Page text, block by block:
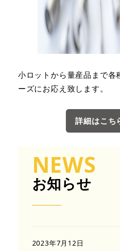
小ロットから量産品まで各
ーズにお応え致します。
詳細はこち
NEWS
お知らせ
2023年7月12日